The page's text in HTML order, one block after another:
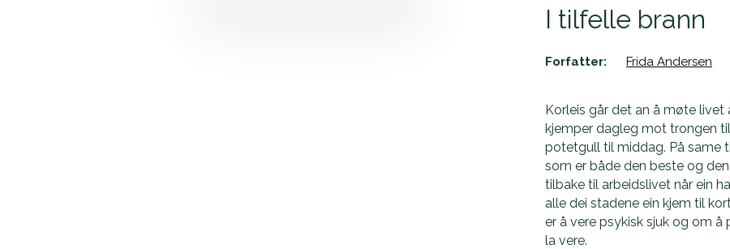
I tilfelle brann
Forfatter: Frida Andersen
Korleis går det an å møte
kjemper dagleg mot trongen
potetgull til middag. På same
som er både den beste og
tilbake til arbeidslivet når ein
alle dei stadene ein kjem til
er å vere psykisk sjuk og om
la vere.